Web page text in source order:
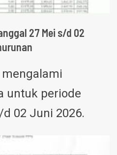
27 Mei s/d 02
mengalami
untuk periode
02 Juni 2026.